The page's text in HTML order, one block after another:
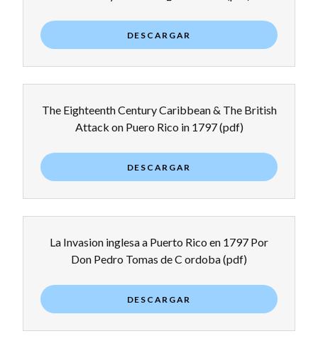
DESCARGAR
The Eighteenth Century Caribbean & The British
Attack on Puero Rico in 1797(pdf)
DESCARGAR
La Invasion inglesa a Puerto Rico en 1797 Por
Don Pedro Tomas de C ordoba(pdf)
DESCARGAR